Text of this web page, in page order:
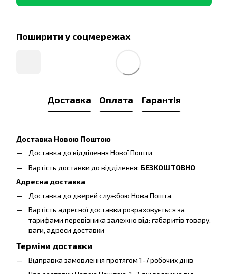
Поширити у соцмережах
Доставка Оплата Гарантія
Доставка Новою Поштою
Доставка до відділення Нової Пошти
Вартість доставки до відділення: БЕЗКОШТОВНО
Адресна доставка
Доставка до дверей службою Нова Пошта
Вартість адресної доставки розраховується за
тарифами перевізника залежно від: габаритів товару,
ваги, адреси доставки
Терміни доставки
Відправка замовлення протягом 1-7 робочих днів